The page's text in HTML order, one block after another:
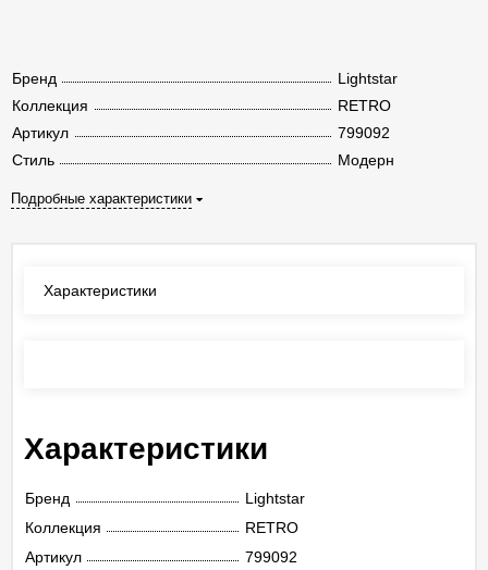
Бренд
Lightstar
Коллекция
RETRO
Артикул
799092
Стиль
Модерн
Подробные характеристики
Характеристики
Характеристики
Бренд
Lightstar
Коллекция
RETRO
Артикул
799092